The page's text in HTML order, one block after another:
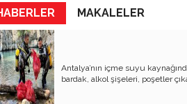
Turizmde Herşey Dahil Sistemi
tartışılmalı
MB Başkanı ve Şimşek’e
Padişahın Vergi Deneyi!..
Erdoğan ve Özel’e açık mektup!..
MAKALELER
Antalya’nın içme suyu
bardak, alkol şişeleri, poşetler